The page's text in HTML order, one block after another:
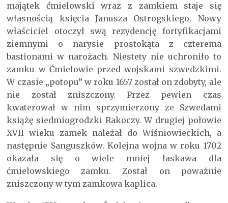
majątek ćmielowski wraz z zamkiem staje się
własnością księcia Janusza Ostrogskiego. Nowy
właściciel otoczył swą rezydencję fortyfikacjami
ziemnymi o narysie prostokąta z czterema
bastionami w narożach. Niestety nie uchroniło to
zamku w Ćmielowie przed wojskami szwedzkimi.
W czasie „potopu” w roku 1657 został on zdobyty, ale
nie został zniszczony. Przez pewien czas
kwaterował w nim sprzymierzony ze Szwedami
książę siedmiogrodzki Rakoczy. W drugiej połowie
XVII wieku zamek należał do Wiśniowieckich, a
następnie Sanguszków. Kolejna wojna w roku 1702
okazała się o wiele mniej łaskawa dla
ćmielowskiego zamku. Został on poważnie
zniszczony w tym zamkowa kaplica.